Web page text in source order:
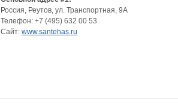
Россия, Реутов, ул. Транспортная, 9А
Телефон: +7 (495) 632 00 53
Сайт: www.santehas.ru